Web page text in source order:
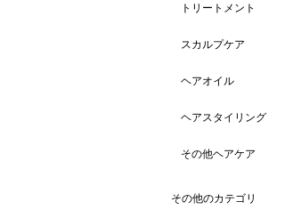
トリートメント
スカルプケア
ヘアオイル
ヘアスタイリング
その他ヘアケア
その他のカテゴリ